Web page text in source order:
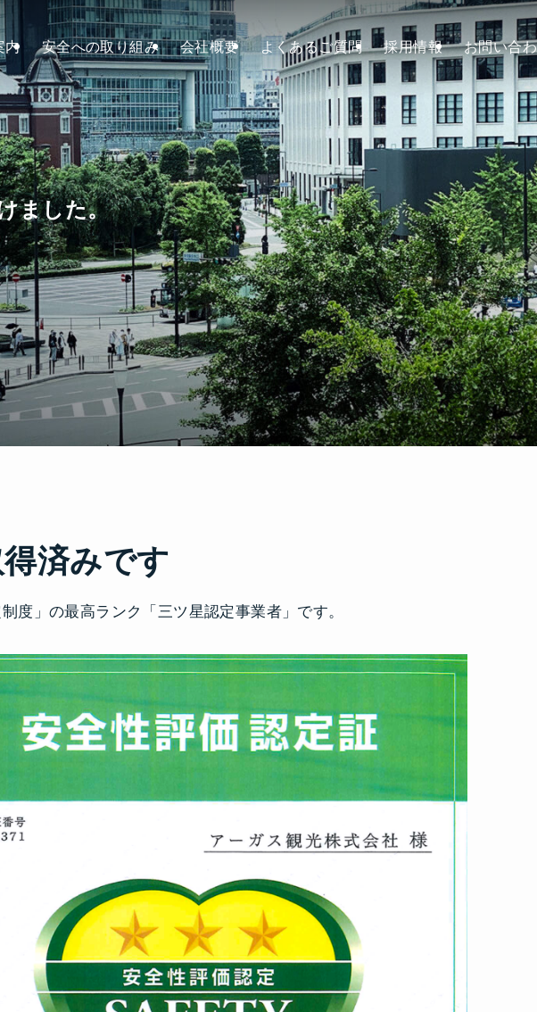
Bus information
バスのご案内
貸切バスのご案内
ご利用案内
ドライバー紹介
Safety
安全への取り組み
運輸安全マネジメントへの取り組み
Company
会社概要
FAQ
よくあるご質問
Recruit
採用情報
Contact
お見積もり・お
内 安全への取り組み 会社概要 よくあるご質問 採用情報 お問い合
ました。
済みです
度」の最高ランク「三ツ星認定事業者」です。